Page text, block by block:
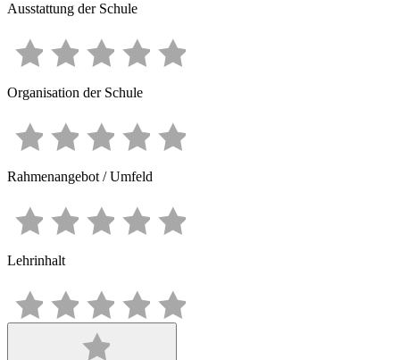
Ausstattung der Schule
Organisation der Schule
Rahmenangebot / Umfeld
Lehrinhalt